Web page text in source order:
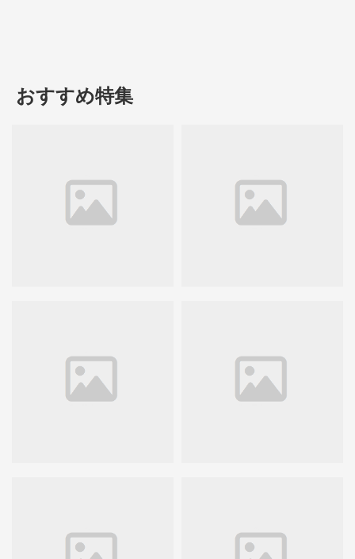
おすすめ特集